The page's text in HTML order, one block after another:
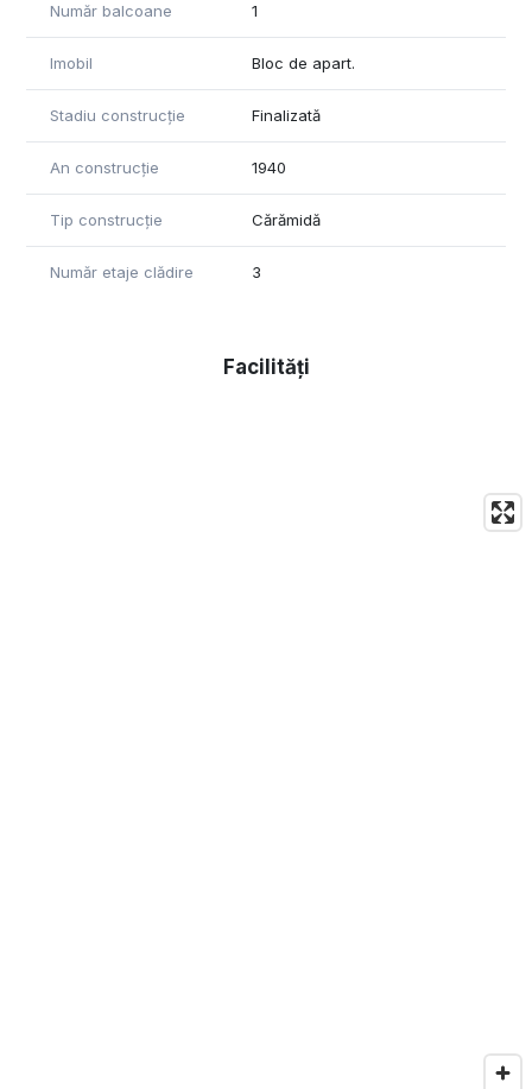
Număr balcoane 1
Imobil Bloc de apart.
Stadiu construcție Finalizată
An construcție 1940
Tip construcție Cărămidă
Număr etaje clădire 3
Facilități